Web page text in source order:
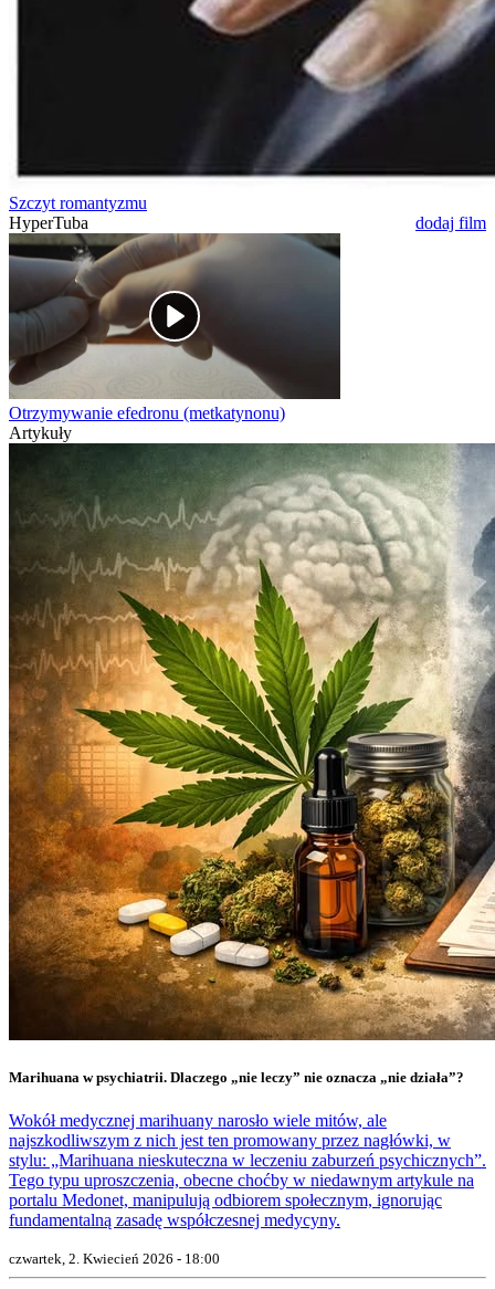
Szczyt romantyzmu
HyperTuba
dodaj film
Otrzymywanie efedronu (metkatynonu)
Artykuły
Marihuana w psychiatrii. Dlaczego „nie leczy” nie oznacza „nie działa”?
Wokół medycznej marihuany narosło wiele mitów, ale
najszkodliwszym z nich jest ten promowany przez nagłówki, w
stylu: „Marihuana nieskuteczna w leczeniu zaburzeń psychicznych”.
Tego typu uproszczenia, obecne choćby w niedawnym artykule na
portalu Medonet, manipulują odbiorem społecznym, ignorując
fundamentalną zasadę współczesnej medycyny.
czwartek, 2. Kwiecień 2026 - 18:00